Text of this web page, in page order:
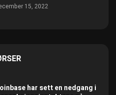
15, 2022
har sett en nedgang i